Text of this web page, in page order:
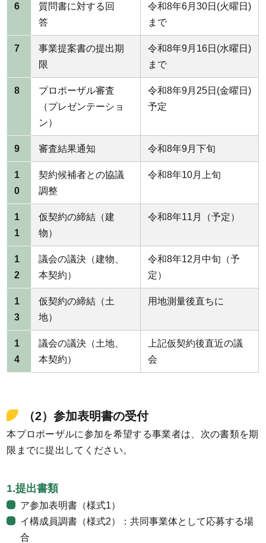
6
質問書に対する回
答
令和8年6月30日(火曜日)
まで
7
事業提案書の提出期
限
令和8年9月16日(水曜日)
まで
8
プロポーザル審査
（プレゼンテーショ
ン）
令和8年9月25日(金曜日)
予定
9 審査結果通知 令和8年9月下旬
1
0
契約候補者との協議
調整
令和8年10月上旬
1
1
仮契約の締結（建
物）
令和8年11月（予定）
1
2
議会の議決（建物、
本契約）
令和8年12月中旬（予
定）
1
3
仮契約の締結（土
地）
用地測量後直ちに
1
4
議会の議決（土地、
本契約）
上記仮契約後直近の議
会
（2）参加表明書の受付
本プロポーザルに参加を希望する事業者は、次の書類を期
限までに提出してください。
1.提出書類
ア参加表明書（様式1）
イ構成員調書（様式2）：共同事業体として応募する場
合